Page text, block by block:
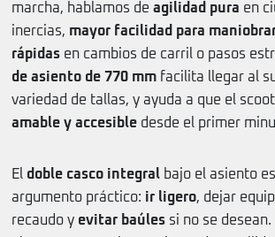
marcha, hablamos de agilidad pura en
inercias, mayor facilidad para
rápidas en cambios de carril o pasos
de asiento de 770 mm facilita llegar al
variedad de tallas, y ayuda a que el
amable y accesible desde el primer
El doble casco integral bajo el asiento
argumento práctico: ir ligero, dejar
recaudo y evitar baúles si no se